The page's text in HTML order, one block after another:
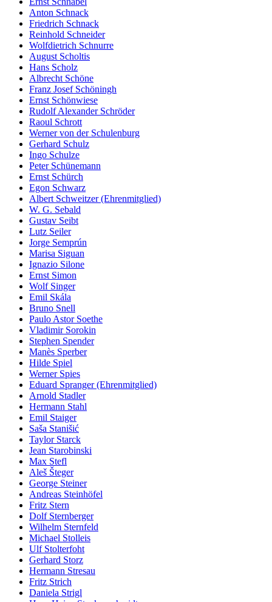
Anton Schnack
Friedrich Schnack
Reinhold Schneider
Wolfdietrich Schnurre
August Scholtis
Hans Scholz
Albrecht Schöne
Franz Josef Schöningh
Ernst Schönwiese
Rudolf Alexander Schröder
Raoul Schrott
Werner von der Schulenburg
Gerhard Schulz
Ingo Schulze
Peter Schünemann
Ernst Schürch
Egon Schwarz
Albert Schweitzer (Ehrenmitglied)
W. G. Sebald
Gustav Seibt
Lutz Seiler
Jorge Semprún
Marisa Siguan
Ignazio Silone
Ernst Simon
Wolf Singer
Emil Skála
Bruno Snell
Paulo Astor Soethe
Vladimir Sorokin
Stephen Spender
Manès Sperber
Hilde Spiel
Werner Spies
Eduard Spranger (Ehrenmitglied)
Arnold Stadler
Hermann Stahl
Emil Staiger
Saša Stanišić
Taylor Starck
Jean Starobinski
Max Stefl
Aleš Šteger
George Steiner
Andreas Steinhöfel
Fritz Stern
Dolf Sternberger
Wilhelm Sternfeld
Michael Stolleis
Ulf Stolterfoht
Gerhard Storz
Hermann Stresau
Fritz Strich
Daniela Strigl